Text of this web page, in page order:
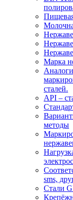
Марка
сталей.
API –
методы
sms,
Стали